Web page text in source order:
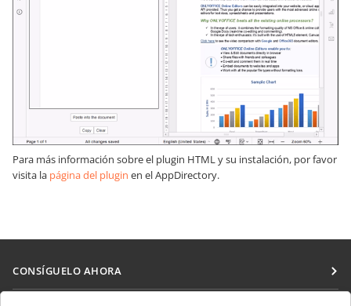
Para más información sobre el plugin HTML y su instalación, por favor
visita la página del plugin en el AppDirectory.
CONSÍGUELO AHORA
Docs